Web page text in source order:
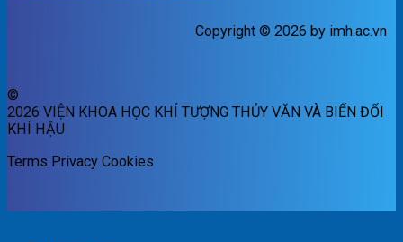
Copyright © 2026 by imh.ac.vn
©
2026 VIỆN KHOA HỌC KHÍ TƯỢNG THỦY VĂN VÀ BIẾN ĐỔI
KHÍ HẬU
Terms Privacy Cookies